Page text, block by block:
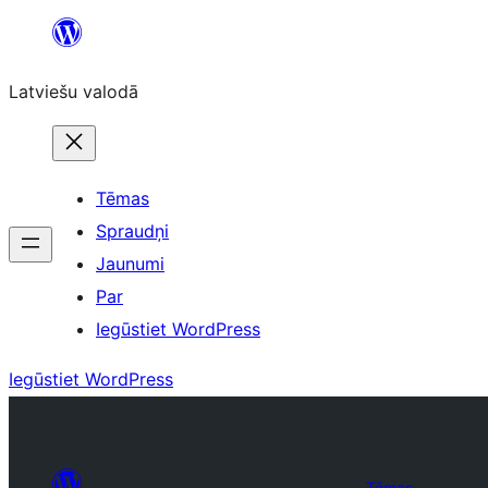
Pāriet
saturu
Latviešu valodā
Tēmas
Spraudņi
Jaunumi
Par
Iegūstiet WordPress
Iegūstiet WordPress